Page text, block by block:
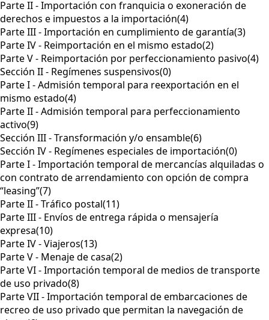
Parte II - Importación con franquicia o exoneración de
derechos e impuestos a la importación(4)
Parte III - Importación en cumplimiento de garantía(3)
Parte IV - Reimportación en el mismo estado(2)
Parte V - Reimportación por perfeccionamiento pasivo(4)
Sección II - Regímenes suspensivos(0)
Parte I - Admisión temporal para reexportación en el
mismo estado(4)
Parte II - Admisión temporal para perfeccionamiento
activo(9)
Sección III - Transformación y/o ensamble(6)
Sección IV - Regímenes especiales de importación(0)
Parte I - Importación temporal de mercancías alquiladas o
con contrato de arrendamiento con opción de compra
“leasing”(7)
Parte II - Tráfico postal(11)
Parte III - Envíos de entrega rápida o mensajería
expresa(10)
Parte IV - Viajeros(13)
Parte V - Menaje de casa(2)
Parte VI - Importación temporal de medios de transporte
de uso privado(8)
Parte VII - Importación temporal de embarcaciones de
recreo de uso privado que permitan la navegación de